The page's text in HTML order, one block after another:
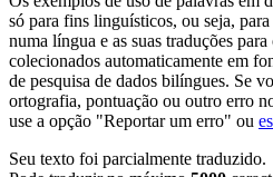
só para fins linguísticos, ou seja,
numa língua e as suas traduções
colecionados automaticamente em
de pesquisa de dados bilíngues. Se
ortografia, pontuação ou outro erro
use a opção "Reportar um erro" ou
Seu texto foi parcialmente traduzido.